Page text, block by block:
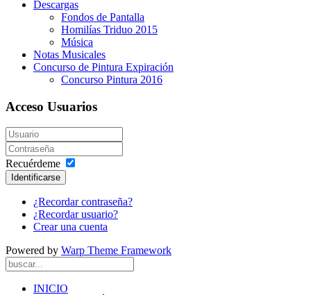
Descargas
Fondos de Pantalla
Homilías Triduo 2015
Música
Notas Musicales
Concurso de Pintura Expiración
Concurso Pintura 2016
Acceso Usuarios
Recuérdeme
Identificarse
¿Recordar contraseña?
¿Recordar usuario?
Crear una cuenta
Powered by Warp Theme Framework
INICIO